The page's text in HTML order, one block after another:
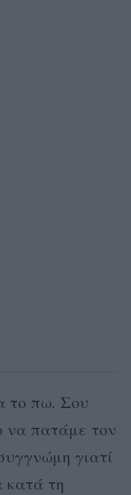
το πω. Σου
να πατάμε τον
γιατί
τη